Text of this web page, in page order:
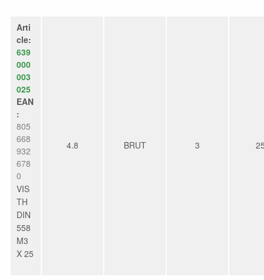
Arti
cle:
639
000
003
025
EAN
:
805
668
932
678
0
VIS
TH
DIN
558
M3
X 25
4.8 BRUT 3